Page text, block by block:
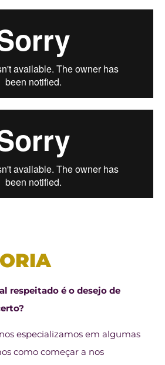
respeitado é o desejo de
especializamos em algumas
como começar a nos